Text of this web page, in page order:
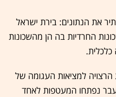
את הנתונים: בירת ישראל
החרדיות בה הן מהשכונות
כלכלית.
למציאות העגומה של
נפתחו המעטפות לאחד